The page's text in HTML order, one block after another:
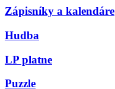
Zápisníky a kalendáre
Hudba
LP platne
Puzzle